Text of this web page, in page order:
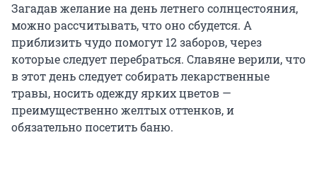
Загадав желание на день летнего солнцестояния,
можно рассчитывать, что оно сбудется. А
приблизить чудо помогут 12 заборов, через
которые следует перебраться. Славяне верили, что
в этот день следует собирать лекарственные
травы, носить одежду ярких цветов —
преимущественно желтых оттенков, и
обязательно посетить баню.